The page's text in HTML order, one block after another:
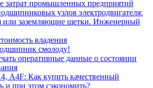
затрат промышленных предприятий
узлов электродвигателя:
или заземляющие щетки. Инженерный
владения
смолоду!
оперативные данные о состоянии
А4F: Как купить качественный
и при этом сэкономить?